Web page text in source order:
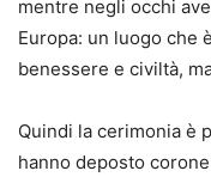
mentre negli occhi
Europa: un luogo che
benessere e civiltà,
Quindi la cerimonia è
hanno deposto